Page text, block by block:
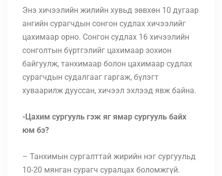
Энэ хичээлийн жилийн хувьд зөвхөн 10 дугаар
ангийн сурагчдын сонгон судлах хичээлийг
цахимаар орно. Сонгон судлах 16 хичээлийн
сонголтын бүртгэлийг цахимаар зохион
байгуулж, танхимаар болон цахимаар судлах
сурагчдын судалгааг гаргаж, бүлэгт
хуваарилж дууссан, хичээл эхлээд явж байна.
-Цахим сургууль гэж яг ямар сургууль байх
юм бэ?
– Танхимын сургалттай жирийн нэг сургуульд
10-20 мянган сурагч суралцах боломжгүй.